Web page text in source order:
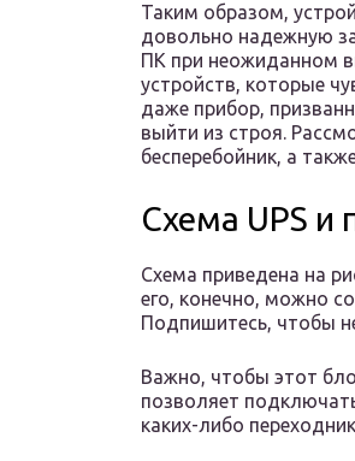
Таким образом,
довольно надежную
ПК при неожиданном
устройств, которые
даже прибор,
выйти из строя.
бесперебойник, а
Схема UPS и
Схема приведена на
его, конечно, можно
Подпишитесь, чтобы
Важно, чтобы этот
позволяет
каких-либо